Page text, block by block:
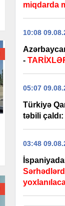
miqdarda
10:08
-
05:07
Türkiyə
təbili çaldı:
03:48